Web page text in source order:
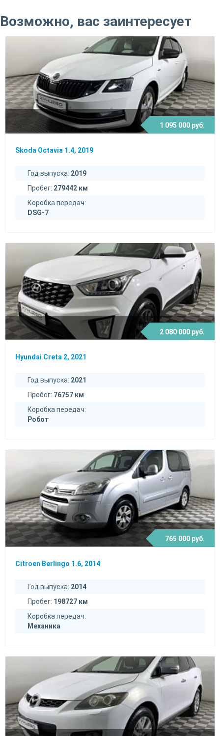
Возможно, вас заинтересует
1 095 000 руб.
Skoda Octavia 1.4, 2019
Год выпуска: 2019
Пробег: 279442 км
Коробка передач:
DSG-7
2 080 000 руб.
Hyundai Creta 2, 2021
Год выпуска: 2021
Пробег: 76757 км
Коробка передач:
Робот
765 000 руб.
Citroen Berlingo 1.6, 2014
Год выпуска: 2014
Пробег: 198727 км
Коробка передач:
Механика